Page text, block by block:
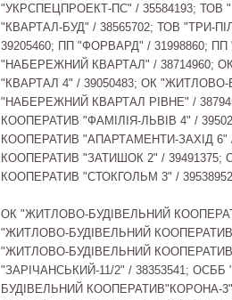
"УКРСПЕЦПРОЕКТ-ПС" / 35584193; ТОВ
"КВАРТАЛ-БУД" / 38565702; ТОВ "ТРИ-
39205460; ПП "ФОРВАРД" / 31998860;
"НАБЕРЕЖНИЙ КВАРТАЛ" / 38714960;
"КВАРТАЛ 4" / 39050483; ОК
"НАБЕРЕЖНИЙ КВАРТАЛ РІВНЕ" /
КООПЕРАТИВ "ФАМІЛІЯ-ЛЬВІВ 4" /
КООПЕРАТИВ "АПАРТАМЕНТИ-ЗАХІД
КООПЕРАТИВ "ЗАТИШОК 2" /
КООПЕРАТИВ "СТОКГОЛЬМ 3" /
ОК "ЖИТЛОВО-БУДІВЕЛЬНИЙ
"ЖИТЛОВО-БУДІВЕЛЬНИЙ КООПЕРАТИВ
"ЖИТЛОВО-БУДІВЕЛЬНИЙ КООПЕРАТИВ
"ЗАРІЧАНСЬКИЙ-11/2" / 38353541;
БУДІВЕЛЬНИЙ КООПЕРАТИВ"КОРОНА-